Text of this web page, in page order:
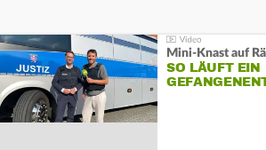
Mini-Knast auf
SO LÄUFT EIN